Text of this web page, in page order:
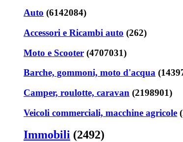
Auto (6142084)
Accessori e Ricambi auto (262)
Moto e Scooter (4707031)
Barche, gommoni, moto d'acqua
Camper, roulotte, caravan (2198901)
Veicoli commerciali, macchine agricole
Immobili (2492)